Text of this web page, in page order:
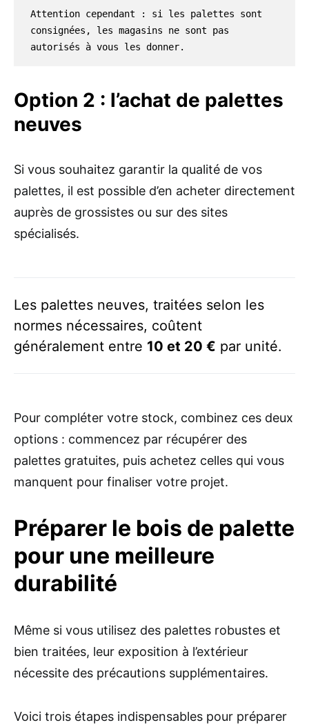
Attention cependant : si les palettes sont
consignées, les magasins ne sont pas
autorisés à vous les donner.
Option 2 : l’achat de palettes
neuves
Si vous souhaitez garantir la qualité de vos
palettes, il est possible d’en acheter directement
auprès de grossistes ou sur des sites
spécialisés.
Les palettes neuves, traitées selon les
normes nécessaires, coûtent
généralement entre 10 et 20 € par unité.
Pour compléter votre stock, combinez ces deux
options : commencez par récupérer des
palettes gratuites, puis achetez celles qui vous
manquent pour finaliser votre projet.
Préparer le bois de palette
pour une meilleure
durabilité
Même si vous utilisez des palettes robustes et
bien traitées, leur exposition à l’extérieur
nécessite des précautions supplémentaires.
Voici trois étapes indispensables pour préparer